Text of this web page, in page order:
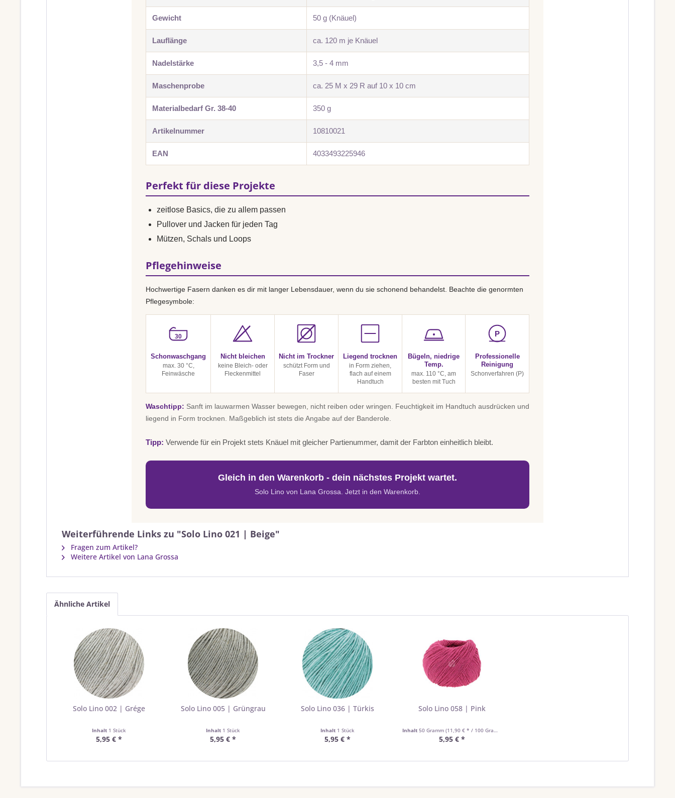
Gewicht 50 g (Knäuel)
Lauflänge ca. 120 m je Knäuel
Nadelstärke 3,5 - 4 mm
Maschenprobe ca. 25 M x 29 R auf 10 x 10 cm
Materialbedarf Gr. 38-40 350 g
Artikelnummer 10810021
EAN 4033493225946
Perfekt für diese Projekte
zeitlose Basics, die zu allem passen
Pullover und Jacken für jeden Tag
Mützen, Schals und Loops
Pflegehinweise
Hochwertige Fasern danken es dir mit langer Lebensdauer, wenn du sie schonend behandelst. Beachte die genormten
Pflegesymbole:
30
Schonwaschgang
max. 30 °C,
Feinwäsche
Nicht bleichen
keine Bleich- oder
Fleckenmittel
Nicht im Trockner
schützt Form und
Faser
Liegend trocknen
in Form ziehen,
flach auf einem
Handtuch
Bügeln, niedrige
Temp.
max. 110 °C, am
besten mit Tuch
P
Professionelle
Reinigung
Schonverfahren (P)
Waschtipp: Sanft im lauwarmen Wasser bewegen, nicht reiben oder wringen. Feuchtigkeit im Handtuch ausdrücken und
liegend in Form trocknen. Maßgeblich ist stets die Angabe auf der Banderole.
Tipp: Verwende für ein Projekt stets Knäuel mit gleicher Partienummer, damit der Farbton einheitlich bleibt.
Gleich in den Warenkorb - dein nächstes Projekt wartet.
Solo Lino von Lana Grossa. Jetzt in den Warenkorb.
Weiterführende Links zu "Solo Lino 021 | Beige"
Fragen zum Artikel?
Weitere Artikel von Lana Grossa
Ähnliche Artikel
Solo Lino 002 | Grége
Inhalt 1 Stück
5,95 € *
Solo Lino 005 | Grüngrau
Inhalt 1 Stück
5,95 € *
Solo Lino 036 | Türkis
Inhalt 1 Stück
5,95 € *
Solo Lino 058 | Pink
Inhalt 50 Gramm (11,90 € * / 100 Gramm)
5,95 € *